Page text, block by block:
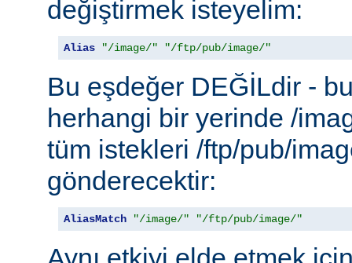
değiştirmek isteyelim:
Alias "/image/" "/ftp/pub/image/"
Bu eşdeğer DEĞİLdir -
herhangi bir yerinde /
tüm istekleri /ftp/pub/
gönderecektir:
AliasMatch "/image/" "/ftp/pub/image/"